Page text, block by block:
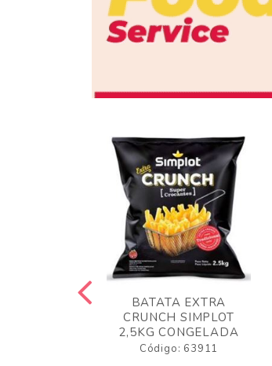
BATATA EXTRA
CRUNCH SIMPLOT
2,5KG CONGELADA
Código: 63911